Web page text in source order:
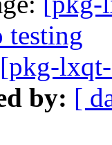
[pkg-
by: [